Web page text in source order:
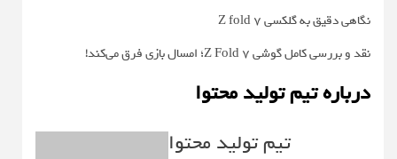
نگاهی دقیق به گلکسی Z fold 7
نقد و بررسی کامل گوشی Z Fold 7؛ امسال بازی فرق می‌کند!
درباره تیم تولید محتوا
تیم تولید محتوا